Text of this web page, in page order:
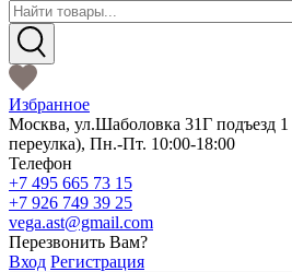
Избранное
Москва, ул.Шаболовка 31Г подъезд 1
переулка), Пн.-Пт. 10:00-18:00
Телефон
+7 495 665 73 15
+7 926 749 39 25
vega.ast@gmail.com
Перезвонить Вам?
Вход Регистрация